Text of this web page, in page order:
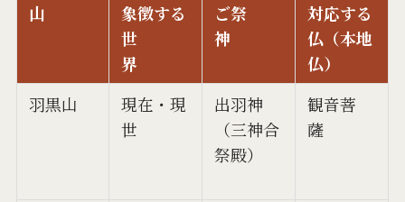
山
象徴する
世
界
ご祭
神
対応する
仏（本地
仏）
羽黒山
現在・現
世
出羽神
（三神合
祭殿）
観音菩
薩